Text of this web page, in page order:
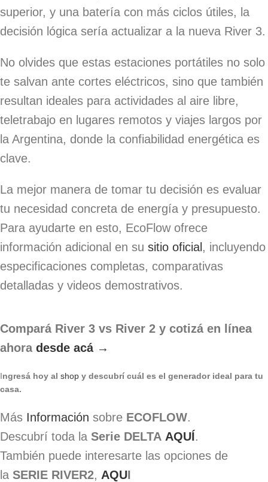
superior, y una batería con más ciclos útiles, la
decisión lógica sería actualizar a la nueva River 3.
No olvides que estas estaciones portátiles no solo
te salvan ante cortes eléctricos, sino que también
resultan ideales para actividades al aire libre,
teletrabajo en lugares remotos y viajes largos por
la Argentina, donde la confiabilidad energética es
clave.
La mejor manera de tomar tu decisión es evaluar
tu necesidad concreta de energía y presupuesto.
Para ayudarte en esto, EcoFlow ofrece
información adicional en su sitio oficial , incluyendo
especificaciones completas, comparativas
detalladas y videos demostrativos.
Compará River 3 vs River 2 y cotizá en línea
ahora desde acá →
Ingresá hoy al shop y descubrí cuál es el generador ideal para tu
casa.
Más Información sobre ECOFLOW.
Descubrí toda la Serie DELTA AQUÍ.
También puede interesarte las opciones de
la SERIE RIVER2, AQUI